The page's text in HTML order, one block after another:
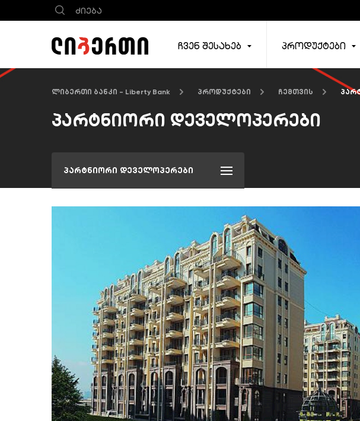
ჩვენ შესახებ პროდუქტები
ლიბერთი ბანკი - Liberty Bank პროდუქტები ჩემთვის
პარტნიორი დეველოპერები
პარტნიორი დეველოპერები